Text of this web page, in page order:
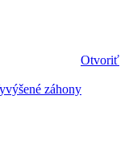
Otvoriť
záhony